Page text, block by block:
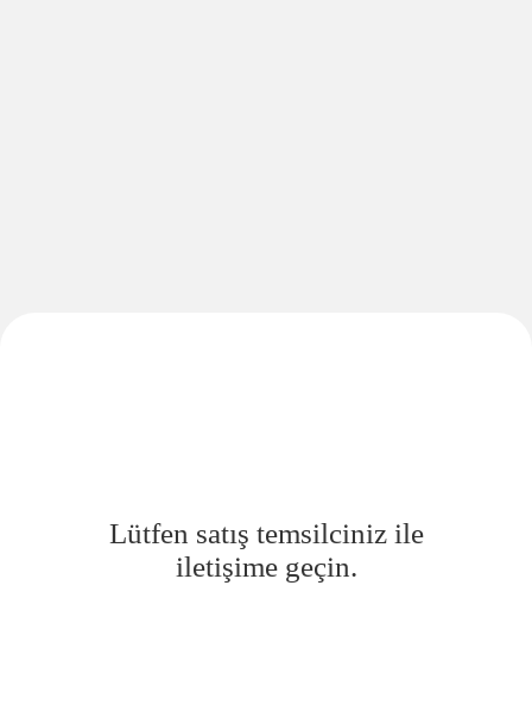
Lütfen satış temsilciniz ile
iletişime geçin.